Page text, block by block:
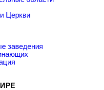
Церкви
заведения